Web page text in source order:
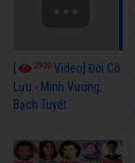
2930 Video] Đời Cô
Lựu - Minh Vương,
Bạch Tuyết